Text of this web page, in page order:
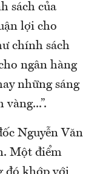
sách của
lợi cho
chính sách
ngân hàng
những sáng
Nguyễn Văn
Một điểm